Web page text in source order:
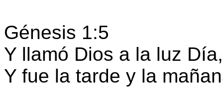
Génesis 1:5
Y llamó Dios a la luz
Y fue la tarde y la